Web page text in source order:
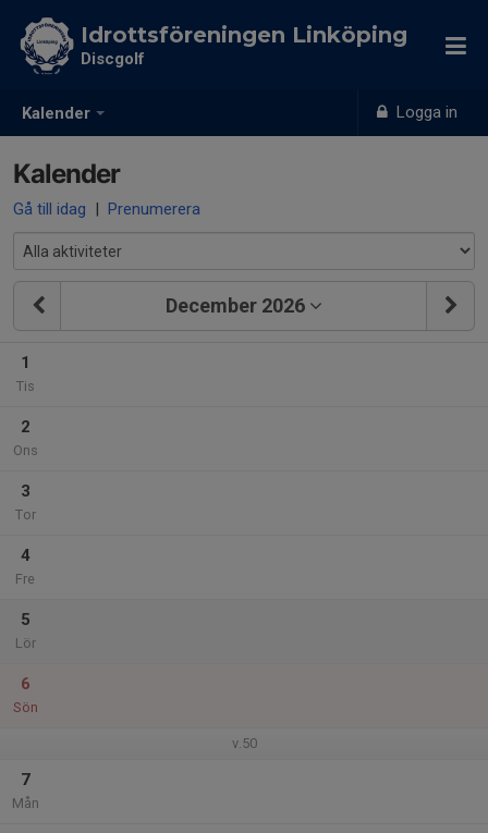
Kalender Logga in
Idrottsföreningen Linköping
Discgolf
Kalender
Gå till idag | Prenumerera
December 2026
1
Tis
2
Ons
3
Tor
4
Fre
5
Lör
6
Sön
v.50
7
Mån